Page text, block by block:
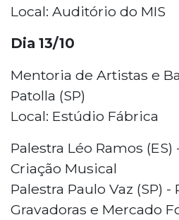
Local: Auditório do MIS
Dia 13/10
Mentoria de Artistas e
Patolla (SP)
Local: Estúdio Fábrica
Palestra Léo Ramos
Criação Musical
Palestra Paulo Vaz (SP)
Gravadoras e Mercado